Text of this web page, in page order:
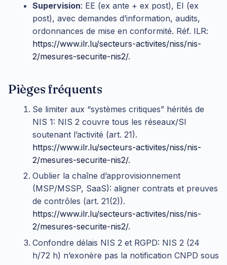
Supervision: EE (ex ante + ex post), EI (ex
post), avec demandes d’information, audits,
ordonnances de mise en conformité. Réf. ILR:
https://www.ilr.lu/secteurs-activites/niss/nis-
2/mesures-securite-nis2/.
Pièges fréquents
Se limiter aux “systèmes critiques” hérités de
NIS 1: NIS 2 couvre tous les réseaux/SI
soutenant l’activité (art. 21).
https://www.ilr.lu/secteurs-activites/niss/nis-
2/mesures-securite-nis2/.
Oublier la chaîne d’approvisionnement
(MSP/MSSP, SaaS): aligner contrats et preuves
de contrôles (art. 21(2)).
https://www.ilr.lu/secteurs-activites/niss/nis-
2/mesures-securite-nis2/.
Confondre délais NIS 2 et RGPD: NIS 2 (24
h/72 h) n’exonère pas la notification CNPD sous